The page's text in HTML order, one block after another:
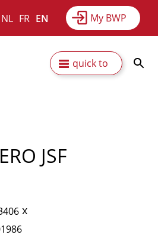
My BWP
NL FR EN
News
quick to
JSF
x